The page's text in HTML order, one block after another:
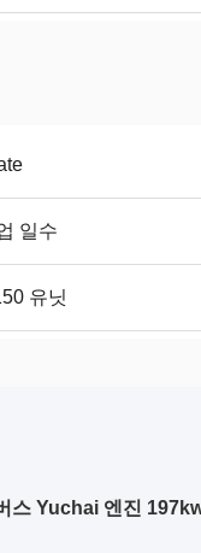
일수
유닛
스 Yuchai 엔진